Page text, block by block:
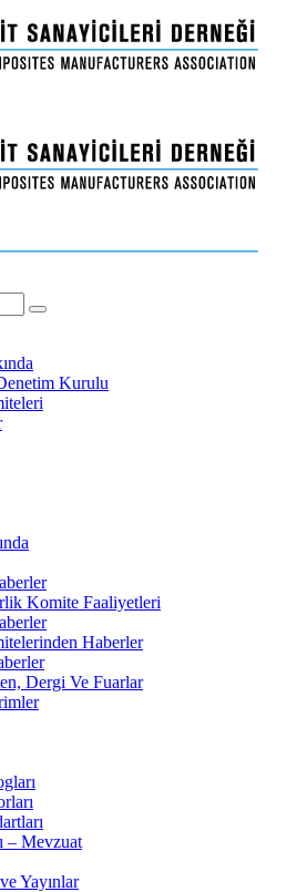
Kurulu
Komite Faaliyetleri
Haberler
Dergi Ve Fuarlar
– Mevzuat
Yayınlar